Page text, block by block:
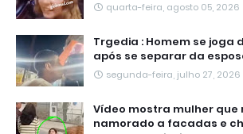
quarta-feira, agosto 05, 2026
Trgedia : Homem se joga
após se separar da
segunda-feira, julho 27, 2026
Vídeo mostra mulher que
namorado a facadas e